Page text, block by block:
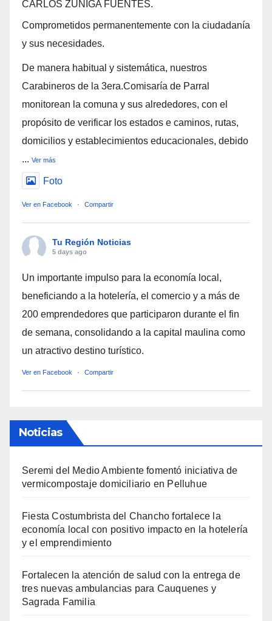
CARLOS ZÚÑIGA FUENTES.
Comprometidos permanentemente con la ciudadanía
y sus necesidades.
De manera habitual y sistemática, nuestros
Carabineros de la 3era.Comisaría de Parral
monitorean la comuna y sus alrededores, con el
propósito de verificar los estados e caminos, rutas,
domicilios y establecimientos educacionales, debido
... Ver más
Foto
Ver en Facebook · Compartir
Tu Región Noticias
5 days ago
Un importante impulso para la economía local,
beneficiando a la hotelería, el comercio y a más de
200 emprendedores que participaron durante el fin
de semana, consolidando a la capital maulina como
un atractivo destino turístico.
Ver en Facebook · Compartir
Noticias
Seremi del Medio Ambiente fomentó iniciativa de
vermicompostaje domiciliario en Pelluhue
Fiesta Costumbrista del Chancho fortalece la
economía local con positivo impacto en la hotelería
y el emprendimiento
Fortalecen la atención de salud con la entrega de
tres nuevas ambulancias para Cauquenes y
Sagrada Familia